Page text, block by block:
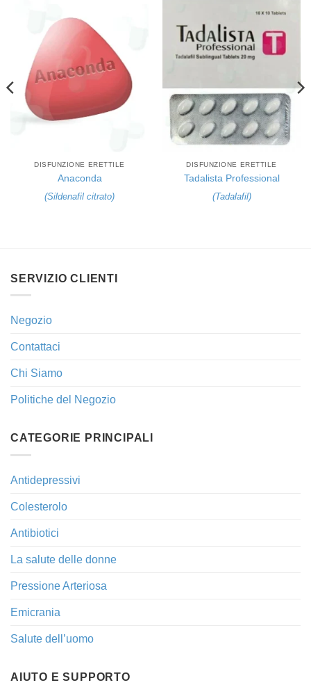
DISFUNZIONE ERETTILE
Anaconda
(Sildenafil citrato)
DISFUNZIONE ERETTILE
Tadalista Professional
(Tadalafil)
SERVIZIO CLIENTI
Negozio
Contattaci
Chi Siamo
Politiche del Negozio
CATEGORIE PRINCIPALI
Antidepressivi
Colesterolo
Antibiotici
La salute delle donne
Pressione Arteriosa
Emicrania
Salute dell’uomo
AIUTO E SUPPORTO